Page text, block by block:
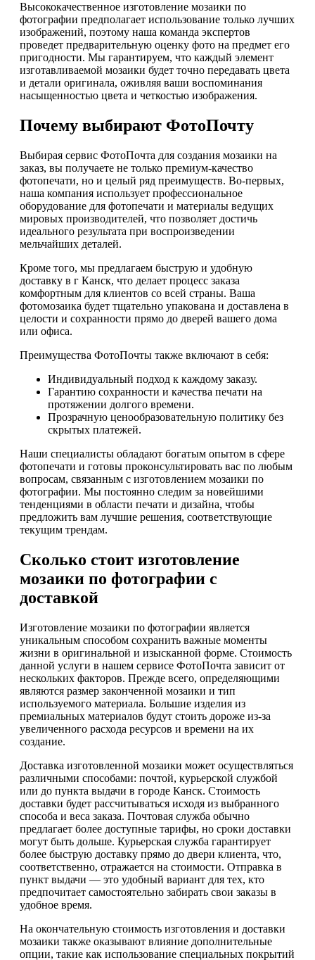
Высококачественное изготовление мозаики по
фотографии предполагает использование только лучших
изображений, поэтому наша команда экспертов
проведет предварительную оценку фото на предмет его
пригодности. Мы гарантируем, что каждый элемент
изготавливаемой мозаики будет точно передавать цвета
и детали оригинала, оживляя ваши воспоминания
насыщенностью цвета и четкостью изображения.
Почему выбирают ФотоПочту
Выбирая сервис ФотоПочта для создания мозаики на
заказ, вы получаете не только премиум-качество
фотопечати, но и целый ряд преимуществ. Во-первых,
наша компания использует профессиональное
оборудование для фотопечати и материалы ведущих
мировых производителей, что позволяет достичь
идеального результата при воспроизведении
мельчайших деталей.
Кроме того, мы предлагаем быструю и удобную
доставку в г Канск, что делает процесс заказа
комфортным для клиентов со всей страны. Ваша
фотомозаика будет тщательно упакована и доставлена в
целости и сохранности прямо до дверей вашего дома
или офиса.
Преимущества ФотоПочты также включают в себя:
Индивидуальный подход к каждому заказу.
Гарантию сохранности и качества печати на
протяжении долгого времени.
Прозрачную ценообразовательную политику без
скрытых платежей.
Наши специалисты обладают богатым опытом в сфере
фотопечати и готовы проконсультировать вас по любым
вопросам, связанным с изготовлением мозаики по
фотографии. Мы постоянно следим за новейшими
тенденциями в области печати и дизайна, чтобы
предложить вам лучшие решения, соответствующие
текущим трендам.
Сколько стоит изготовление
мозаики по фотографии с
доставкой
Изготовление мозаики по фотографии является
уникальным способом сохранить важные моменты
жизни в оригинальной и изысканной форме. Стоимость
данной услуги в нашем сервисе ФотоПочта зависит от
нескольких факторов. Прежде всего, определяющими
являются размер законченной мозаики и тип
используемого материала. Большие изделия из
премиальных материалов будут стоить дороже из-за
увеличенного расхода ресурсов и времени на их
создание.
Доставка изготовленной мозаики может осуществляться
различными способами: почтой, курьерской службой
или до пункта выдачи в городе Канск. Стоимость
доставки будет рассчитываться исходя из выбранного
способа и веса заказа. Почтовая служба обычно
предлагает более доступные тарифы, но сроки доставки
могут быть дольше. Курьерская служба гарантирует
более быструю доставку прямо до двери клиента, что,
соответственно, отражается на стоимости. Отправка в
пункт выдачи — это удобный вариант для тех, кто
предпочитает самостоятельно забирать свои заказы в
удобное время.
На окончательную стоимость изготовления и доставки
мозаики также оказывают влияние дополнительные
опции, такие как использование специальных покрытий